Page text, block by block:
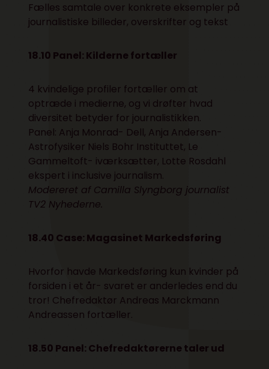
Fælles samtale over konkrete eksempler på
journalistiske billeder, overskrifter og tekst
18.10 Panel: Kilderne fortæller
4 kvindelige profiler fortæller om at
optræde i medierne, og vi drøfter hvad
diversitet betyder for journalistikken.
Panel: Anja Monrad- Dell, Anja Andersen-
Astrofysiker Niels Bohr Instituttet, Le
Gammeltoft- iværksætter, Lotte Rosdahl
ekspert i inclusive journalism.
Modereret af Camilla Slyngborg journalist
TV2 Nyhederne.
18.40 Case: Magasinet Markedsføring
Hvorfor havde Markedsføring kun kvinder på
forsiden i et år- svaret er anderledes end du
tror! Chefredaktør Andreas Marckmann
Andreassen fortæller.
18.50 Panel: Chefredaktørerne taler ud